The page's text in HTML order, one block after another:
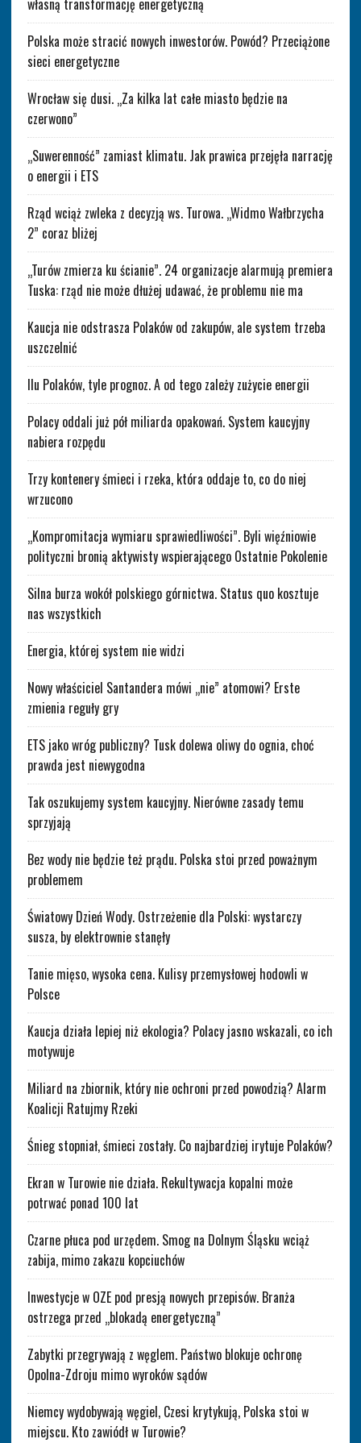
własną transformację energetyczną
Polska może stracić nowych inwestorów. Powód? Przeciążone
sieci energetyczne
Wrocław się dusi. „Za kilka lat całe miasto będzie na
czerwono”
„Suwerenność” zamiast klimatu. Jak prawica przejęła narrację
o energii i ETS
Rząd wciąż zwleka z decyzją ws. Turowa. „Widmo Wałbrzycha
2” coraz bliżej
„Turów zmierza ku ścianie”. 24 organizacje alarmują premiera
Tuska: rząd nie może dłużej udawać, że problemu nie ma
Kaucja nie odstrasza Polaków od zakupów, ale system trzeba
uszczelnić
Ilu Polaków, tyle prognoz. A od tego zależy zużycie energii
Polacy oddali już pół miliarda opakowań. System kaucyjny
nabiera rozpędu
Trzy kontenery śmieci i rzeka, która oddaje to, co do niej
wrzucono
„Kompromitacja wymiaru sprawiedliwości”. Byli więźniowie
polityczni bronią aktywisty wspierającego Ostatnie Pokolenie
Silna burza wokół polskiego górnictwa. Status quo kosztuje
nas wszystkich
Energia, której system nie widzi
Nowy właściciel Santandera mówi „nie” atomowi? Erste
zmienia reguły gry
ETS jako wróg publiczny? Tusk dolewa oliwy do ognia, choć
prawda jest niewygodna
Tak oszukujemy system kaucyjny. Nierówne zasady temu
sprzyjają
Bez wody nie będzie też prądu. Polska stoi przed poważnym
problemem
Światowy Dzień Wody. Ostrzeżenie dla Polski: wystarczy
susza, by elektrownie stanęły
Tanie mięso, wysoka cena. Kulisy przemysłowej hodowli w
Polsce
Kaucja działa lepiej niż ekologia? Polacy jasno wskazali, co ich
motywuje
Miliard na zbiornik, który nie ochroni przed powodzią? Alarm
Koalicji Ratujmy Rzeki
Śnieg stopniał, śmieci zostały. Co najbardziej irytuje Polaków?
Ekran w Turowie nie działa. Rekultywacja kopalni może
potrwać ponad 100 lat
Czarne płuca pod urzędem. Smog na Dolnym Śląsku wciąż
zabija, mimo zakazu kopciuchów
Inwestycje w OZE pod presją nowych przepisów. Branża
ostrzega przed „blokadą energetyczną”
Zabytki przegrywają z węglem. Państwo blokuje ochronę
Opolna-Zdroju mimo wyroków sądów
Niemcy wydobywają węgiel, Czesi krytykują, Polska stoi w
miejscu. Kto zawiódł w Turowie?